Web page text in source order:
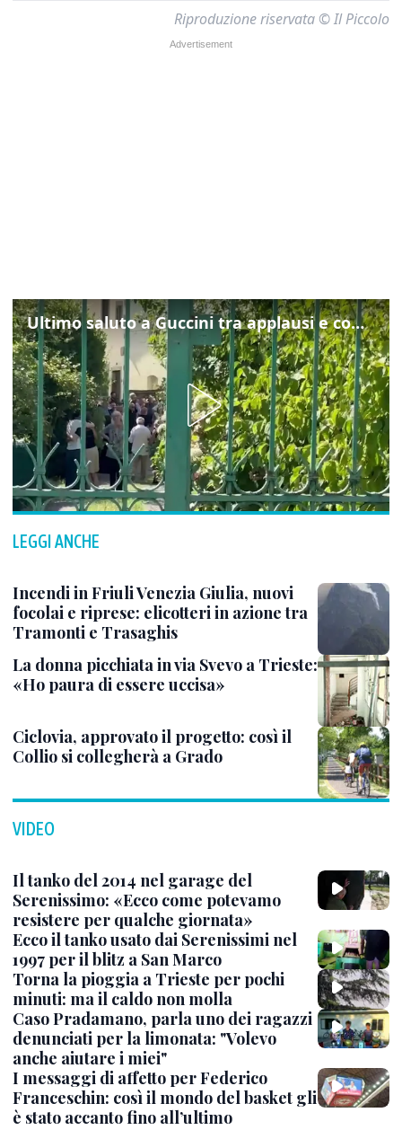
Riproduzione riservata © Il Piccolo
Ultimo saluto a Guccini tra applausi e commozione a Pavana
LEGGI ANCHE
Incendi in Friuli Venezia Giulia, nuovi
focolai e riprese: elicotteri in azione tra
Tramonti e Trasaghis
La donna picchiata in via Svevo a Trieste:
«Ho paura di essere uccisa»
Ciclovia, approvato il progetto: così il
Collio si collegherà a Grado
VIDEO
Il tanko del 2014 nel garage del
Serenissimo: «Ecco come potevamo
resistere per qualche giornata»
Ecco il tanko usato dai Serenissimi nel
1997 per il blitz a San Marco
Torna la pioggia a Trieste per pochi
minuti: ma il caldo non molla
Caso Pradamano, parla uno dei ragazzi
denunciati per la limonata: "Volevo
anche aiutare i miei"
I messaggi di affetto per Federico
Franceschin: così il mondo del basket gli
è stato accanto fino all’ultimo